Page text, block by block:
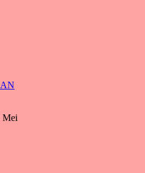
Mei